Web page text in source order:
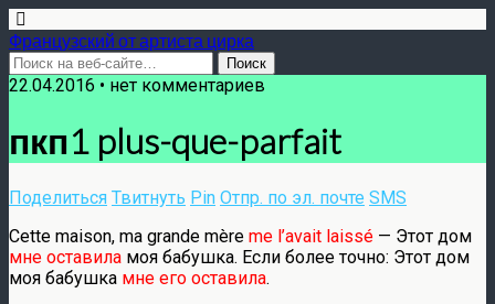
Французский от артиста цирка
22.04.2016 • нет комментариев
пкп1 plus-que-parfait
Поделиться Твитнуть Pin Отпр. по эл. почте SMS
Cette maison, ma grande mère me l’avait laissé — Этот дом
мне оставила моя бабушка. Если более точно: Этот дом
моя бабушка мне его оставила.